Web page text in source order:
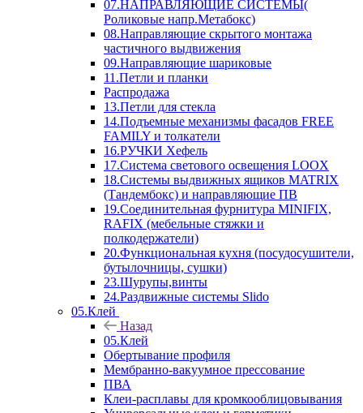
07.НАПРАВЛЯЮЩИЕ СИСТЕМЫ(
Роликовые напр.Метабокс)
08.Направляющие скрытого монтажа
частичного выдвижения
09.Направляющие шариковые
11.Петли и планки
Распродажа
13.Петли для стекла
14.Подъемные механизмы фасадов FREE
FAMILY и толкатели
16.РУЧКИ Хефель
17.Система светового освещения LOOX
18.Системы выдвижных ящиков MATRIX
(Тандембокс) и направляющие ПВ
19.Соединительная фурнитура MINIFIX,
RAFIX (мебельные стяжки и
полкодержатели)
20.Функциональная кухня (посудосушители,
бутылочницы, сушки)
23.Шурупы,винты
24.Раздвижные системы Slido
05.Клей
Назад
05.Клей
Обертывание профиля
Мембранно-вакуумное прессование
ПВА
Клеи-расплавы для кромкооблицовывания